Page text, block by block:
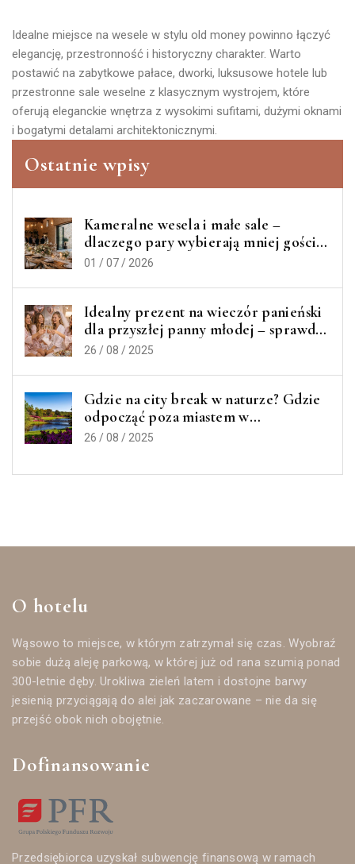
Idealne miejsce na wesele w stylu old money powinno łączyć
elegancję, przestronność i historyczny charakter. Warto
postawić na zabytkowe pałace, dworki, luksusowe hotele lub
przestronne sale weselne z klasycznym wystrojem, które
oferują eleganckie wnętrza z wysokimi sufitami, dużymi oknami
i bogatymi detalami architektonicznymi.
Ostatnie wpisy
Kameralne wesela i małe sale –
dlaczego pary wybierają mniej gości, a
więcej jakości?
01 / 07 / 2026
Idealny prezent na wieczór panieński
dla przyszłej panny młodej – sprawdź
nasze inspiracje!
26 / 08 / 2025
Gdzie na city break w naturze? Gdzie
odpocząć poza miastem w
Wielkopolsce? 6 miejsc, które warto
26 / 08 / 2025
O hotelu
Wąsowo to miejsce, w którym zatrzymał się czas. Wyobraź
sobie dużą aleję parkową, w której już od rana szumią ponad
300-letnie dęby. Urokliwa zieleń latem i dostojne barwy
jesienią przyciągają do alei jak zaczarowane – nie da się
przejść obok nich obojętnie.
Dofinansowanie
Przedsiębiorca uzyskał subwencję finansową w ramach